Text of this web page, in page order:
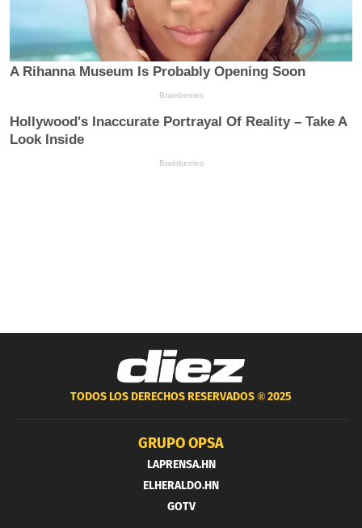
TODOS LOS DERECHOS RESERVADOS ®2025
GRUPO OPSA
LAPRENSA.HN
ELHERALDO.HN
GOTV